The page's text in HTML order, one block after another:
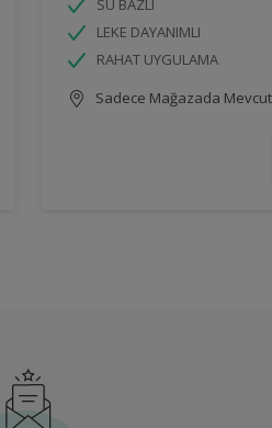
LEKE DAYANIMLI
RAHAT UYGULAMA
Sadece Mağazada Mevcut